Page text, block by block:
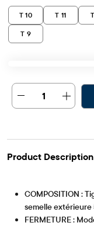
T 10 T 11
T 9
1
Product Description
COMPOSITION :
semelle extérieure
FERMETURE :